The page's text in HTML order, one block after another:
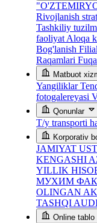
Rivojlanish
Tashkiliy
faoliyat Aloqa
Bog'lanish
Raqamlari
Matbuot
Yangiliklar
fotogalereyasi
Qonunlar
T/y transporti
Korporativ
JAMIYAT
KENGASHI
YILLIK
МУХИМ
OLINGAN
TASHQI
Online tablo